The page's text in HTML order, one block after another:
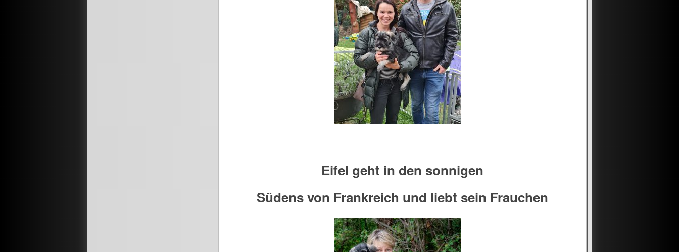
Eifel geht in den sonnigen
Südens von Frankreich und liebt sein Frauchen